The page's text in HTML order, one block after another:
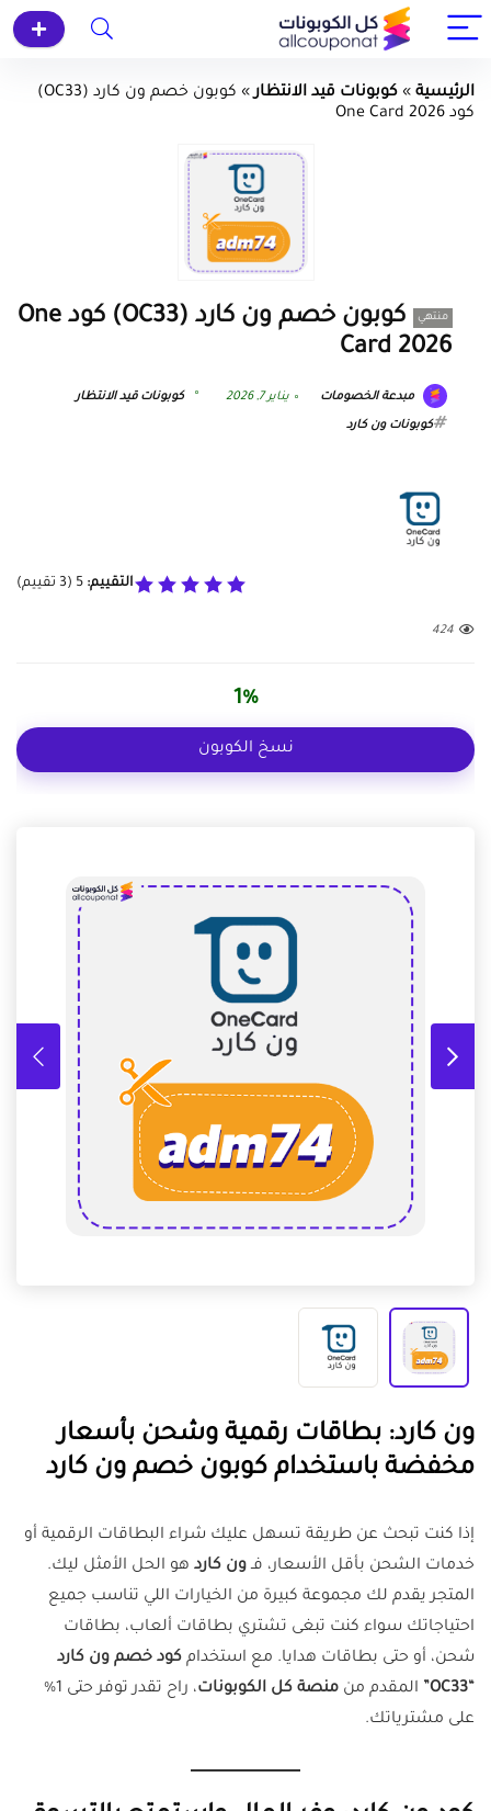
الرئيسية » كوبونات قيد الانتظار»
كوبون خصم ون كارد (OC33)
كود One Card 2026
منتهي
كوبون خصم ون كارد (OC33) كود One
Card 2026
مبدعة الخصومات يناير 7, 2026 كوبونات قيد الانتظار
كوبونات ون كارد
التقييم: 5
(
3 تقييم)
424
1%
نسخ الكوبون
ون كارد: بطاقات رقمية وشحن بأسعار
مخفضة باستخدام كوبون خصم ون كارد
إذا كنت تبحث عن طريقة تسهل عليك شراء البطاقات الرقمية أو
خدمات الشحن بأقل الأسعار، فـون كارد هو الحل الأمثل ليك.
المتجر يقدم لك مجموعة كبيرة من الخيارات اللي تناسب جميع
احتياجاتك سواء كنت تبغى تشتري بطاقات ألعاب، بطاقات
شحن، أو حتى بطاقات هدايا. مع استخدام كود خصم ون كارد
“OC33”
المقدم من منصة كل الكوبونات
، راح تقدر توفر حتى 1%
على مشترياتك.